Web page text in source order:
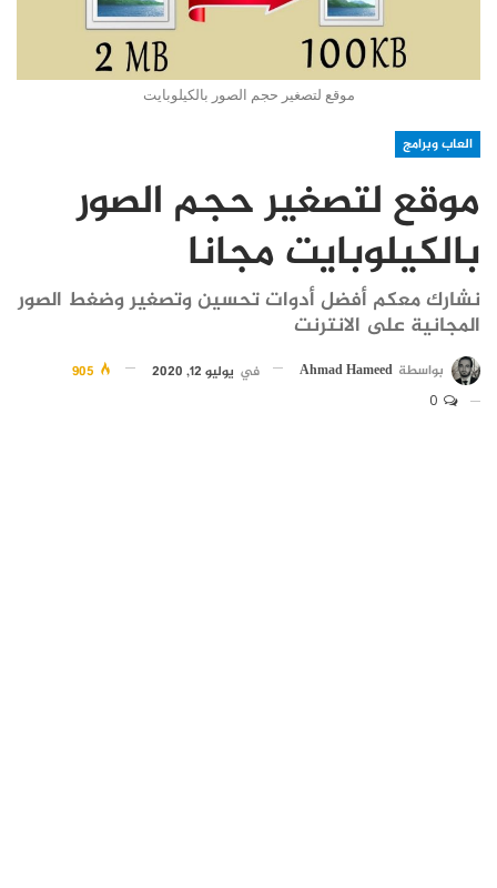
موقع لتصغير حجم الصور بالكيلوبايت
العاب وبرامج
موقع لتصغير حجم الصور
بالكيلوبايت مجانا
نشارك معكم أفضل أدوات تحسين وتصغير وضغط الصور
المجانية على الانترنت
بواسطة Ahmad Hameed في يوليو 12, 2020